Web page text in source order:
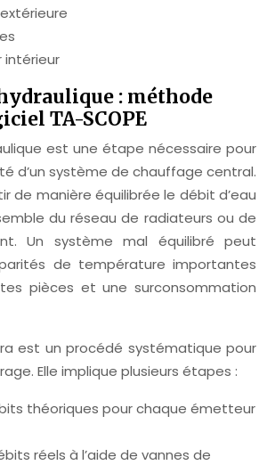
intérieur
: méthode
TA-SCOPE
est une étape nécessaire pour
d’un système de chauffage central.
de manière équilibrée le débit d’eau
du réseau de radiateurs ou de
Un système mal équilibré peut
de température importantes
pièces et une surconsommation
est un procédé systématique pour
Elle implique plusieurs étapes :
théoriques pour chaque émetteur
réels à l’aide de vannes de